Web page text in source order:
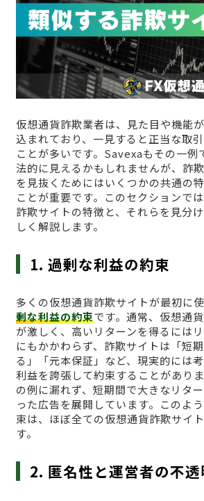
仮想通貨詐欺業者は、見た目や機能
込まれており、一見すると正当な取
ことが多いです。Savexaもその一例
法的に見えるかもしれませんが、詐
を見抜くためにはいくつかの共通の
ことが重要です。このセクションで
詐欺サイトの特徴と、それらを見分
しく解説します。
1. 過剰な利益の約束
多くの仮想通貨詐欺サイトが最初に使
剰な利益の約束です。通常、仮想通
が激しく、高いリターンを得るにはリ
にもかかわらず、詐欺サイトは「短
る」「元本保証」など、現実的には
利益を誇張して約束することがあり
の例に漏れず、短期間で大きなリタ
った広告を展開しています。このよ
束は、ほぼ全ての仮想通貨詐欺サイ
す。
2. 匿名性と運営者の不透